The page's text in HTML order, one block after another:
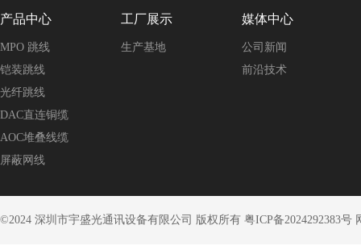
产品中心
MPO 跳线
铠装跳线
光纤跳线
DAC直连铜缆
AOC堆叠线缆
屏蔽网线
工厂展示
生产基地
媒体中心
公司新闻
前沿技术
©2024 深圳市宇盛光通讯设备有限公司 版权所有 粤ICP备2024292383号